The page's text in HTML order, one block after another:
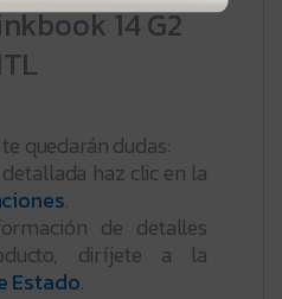
14 G2
quedarán dudas:
haz clic en la
.
de detalles
diríjete a la
Estado.